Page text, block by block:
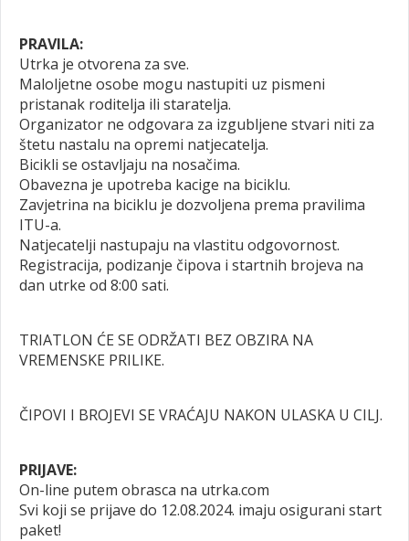
PRAVILA:
Utrka je otvorena za sve.
Maloljetne osobe mogu nastupiti uz pismeni
pristanak roditelja ili staratelja.
Organizator ne odgovara za izgubljene stvari niti za
štetu nastalu na opremi natjecatelja.
Bicikli se ostavljaju na nosačima.
Obavezna je upotreba kacige na biciklu.
Zavjetrina na biciklu je dozvoljena prema pravilima
ITU-a.
Natjecatelji nastupaju na vlastitu odgovornost.
Registracija, podizanje čipova i startnih brojeva na
dan utrke od 8:00 sati.
TRIATLON ĆE SE ODRŽATI BEZ OBZIRA NA
VREMENSKE PRILIKE.
ČIPOVI I BROJEVI SE VRAĆAJU NAKON ULASKA U CILJ.
PRIJAVE:
On-line putem obrasca na utrka.com
Svi koji se prijave do 12.08.2024. imaju osigurani start
paket!